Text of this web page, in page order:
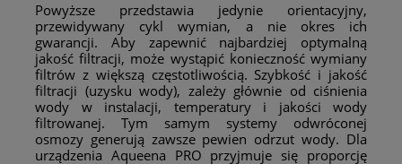
Powyższe przedstawia jedynie orientacyjny,
przewidywany cykl wymian, a nie okres ich
gwarancji. Aby zapewnić najbardziej optymalną
jakość filtracji, może wystąpić konieczność wymiany
filtrów z większą częstotliwością. Szybkość i jakość
filtracji (uzysku wody), zależy głównie od ciśnienia
wody w instalacji, temperatury i jakości wody
filtrowanej. Tym samym systemy odwróconej
osmozy generują zawsze pewien odrzut wody. Dla
urządzenia Aqueena PRO przyjmuje się proporcję